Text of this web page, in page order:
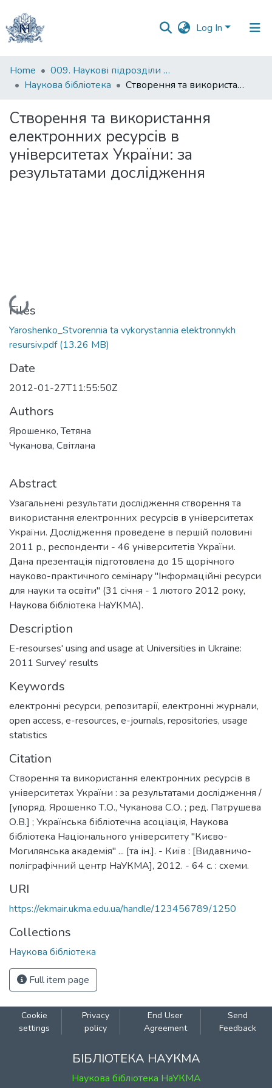
Log In
Communities
&
All of DSpace
Statistics
Home
009. Наукові підрозділи НаУКМА
Наукова бібліотека
Створення та використання електронних ресурсів в університетах України: за результатами дослідження
Створення та використання
електронних ресурсів в
університетах України: за
результатами дослідження
Loading...
Files
Yaroshenko_Stvorennia ta vykorystannia elektronnykh
resursiv.pdf(13.26 MB)
Date
2012-01-27T11:55:50Z
Authors
Ярошенко, Тетяна
Чуканова, Світлана
Abstract
Узагальнені результати дослідження створення та
використання електронних ресурсів в університетах
України. Дослідження проведене в першій половині
2011 р., респонденти - 46 університетів України.
Дана презентація підготовлена до 15 щорічного
науково-практичного семінару "Інформаційні ресурси
для науки та освіти" (31 січня - 1 лютого 2012 року,
Наукова бібліотека НаУКМА).
Description
E-resourses' using and usage at Universities in Ukraine:
2011 Survey' results
Keywords
електронні ресурси, репозитарії, електронні журнали,
open access, e-resources, e-journals, repositories, usage
statistics
Citation
Створення та використання електронних ресурсів в
університетах України : за результатами дослідження /
[упоряд. Ярошенко Т.О., Чуканова С.О. ; ред. Патрушева
О.В.] ; Українська бібліотечна асоціація, Наукова
бібліотека Національного університету "Києво-
Могилянська академія" ... [та ін.]. - Київ : [Видавничо-
поліграфічний центр НаУКМА], 2012. - 64 с. : схеми.
URI
https://ekmair.ukma.edu.ua/handle/123456789/1250
Collections
Наукова бібліотека
Full item page
Cookie
settings
Privacy
policy
End User
Agreement
Send
Feedback
БІБЛІОТЕКА НАУКМА
Наукова бібліотека НаУКМА